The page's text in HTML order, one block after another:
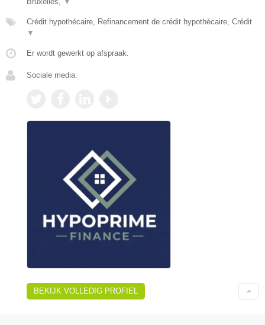
Crédit hypothécaire, Refinancement de crédit hypothécaire, Crédit
▼
Er wordt gewerkt op afspraak.
Sociale media:
BEKIJK VOLLEDIG PROFIEL